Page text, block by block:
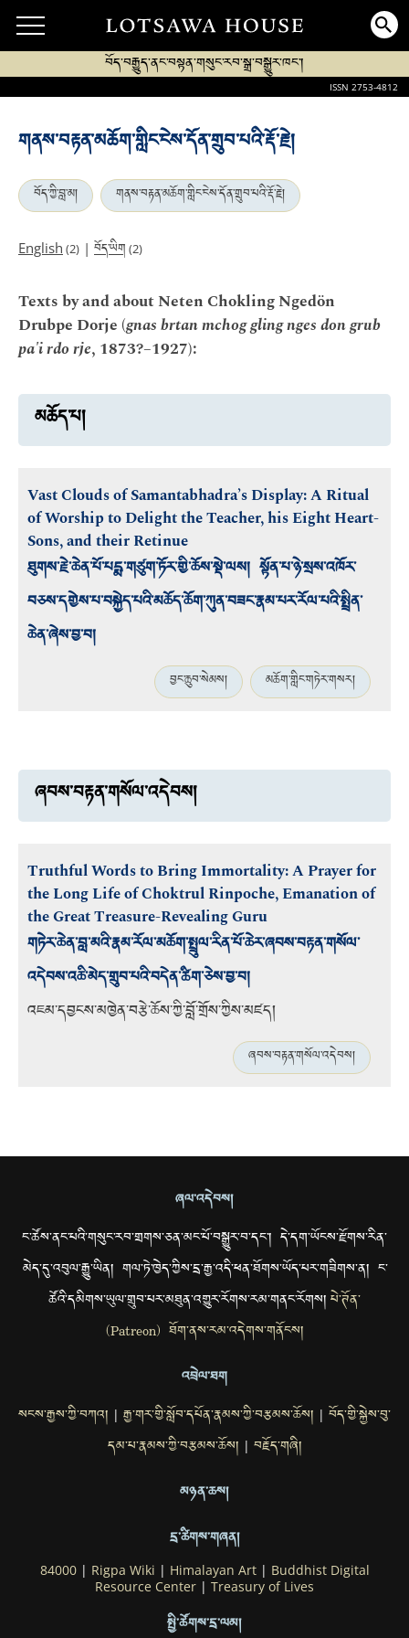
བོད་བརྒྱུད་ནང་བསྟན་གསུང་རབ་སྒྲ་བསྒྱུར་ཁང་།
ISSN 2753-4812
གནས་བརྟན་མཆོག་གླིང་ངེས་དོན་གྲུབ་པའི་རྡོ་རྗེ།
བོད་ཀྱི་བླ་མ། གནས་བརྟན་མཆོག་གླིང་ངེས་དོན་གྲུབ་པའི་རྡོ་རྗེ།
English (2) | བོད་ཡིག (2)
Texts by and about Neten Chokling Ngedön
Drubpe Dorje (gnas brtan mchog gling nges don grub
pa'i rdo rje, 1873?–1927):
མཆོད་པ།
Vast Clouds of Samantabhadra’s Display: A Ritual
of Worship to Delight the Teacher, his Eight Heart-
Sons, and their Retinue
ཐུགས་རྗེ་ཆེན་པོ་པདྨ་གཙུག་ཏོར་གྱི་ཆོས་སྡེ་ལས། སྟོན་པ་ཉེ་སྲས་འཁོར་
བཅས་དགྱེས་པ་བསྐྱེད་པའི་མཆོད་ཆོག་ཀུན་བཟང་རྣམ་པར་རོལ་པའི་སྤྲིན་
ཆེན་ཞེས་བྱ་བ།
བྱང་ཆུབ་སེམས། མཆོག་གླིང་གཏེར་གསར།
ཞབས་བརྟན་གསོལ་འདེབས།
Truthful Words to Bring Immortality: A Prayer for
the Long Life of Choktrul Rinpoche, Emanation of
the Great Treasure-Revealing Guru
གཏེར་ཆེན་བླ་མའི་རྣམ་རོལ་མཆོག་སྤྲུལ་རིན་པོ་ཆེར་ཞབས་བརྟན་གསོལ་
འདེབས་འཆི་མེད་གྲུབ་པའི་བདེན་ཚིག་ཅེས་བྱ་བ།
འཇམ་དབྱངས་མཁྱེན་བརྩེ་ཆོས་ཀྱི་བློ་གྲོས་ཀྱིས་མཛད།
ཞབས་བརྟན་གསོལ་འདེབས།
ཞལ་འདེབས།
ང་ཚོས་ནང་པའི་གསུང་རབ་གྲགས་ཅན་མང་པོ་བསྒྱུར་བ་དང་། དེ་དག་ཡོངས་རྫོགས་རིན་
མེད་དུ་འབུལ་རྒྱུ་ཡིན། གལ་ཏེ་ཁྱེད་ཀྱིས་དྲ་རྒྱ་འདི་ཕན་ཐོགས་ཡོད་པར་གཟིགས་ན། ང་
ཚོའི་དམིགས་ཡུལ་གྲུབ་པར་མཐུན་འགྱུར་རོགས་རམ་གནང་རོགས།པེ་ཊོན་
(Patreon) ཐོག་ནས་རམ་འདེགས་གནོངས།
འབྲེལ་ཐག
སངས་རྒྱས་ཀྱི་བཀའ། | རྒྱ་གར་གྱི་སློབ་དཔོན་རྣམས་ཀྱི་བརྩམས་ཆོས། | བོད་གྱི་སྐྱེས་བུ་
དམ་པ་རྣམས་ཀྱི་བརྩམས་ཆོས། | བརྗོད་གཞི།
མཉན་ཆས།
དྲ་ཚིགས་གཞན།
84000| Rigpa Wiki | Himalayan Art| Buddhist Digital
Resource Center | Treasury of Lives
སྤྱི་ཚོགས་དྲ་ལམ།